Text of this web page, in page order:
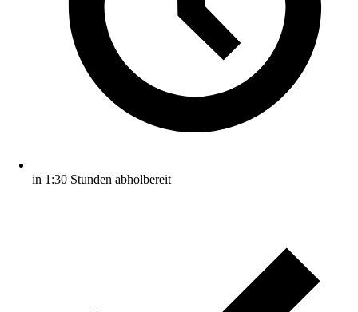
in 1:30 Stunden abholbereit